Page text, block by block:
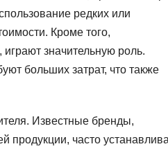
редких или
Кроме того,
значительную роль.
больших затрат, что также
Известные бренды,
продукции, часто